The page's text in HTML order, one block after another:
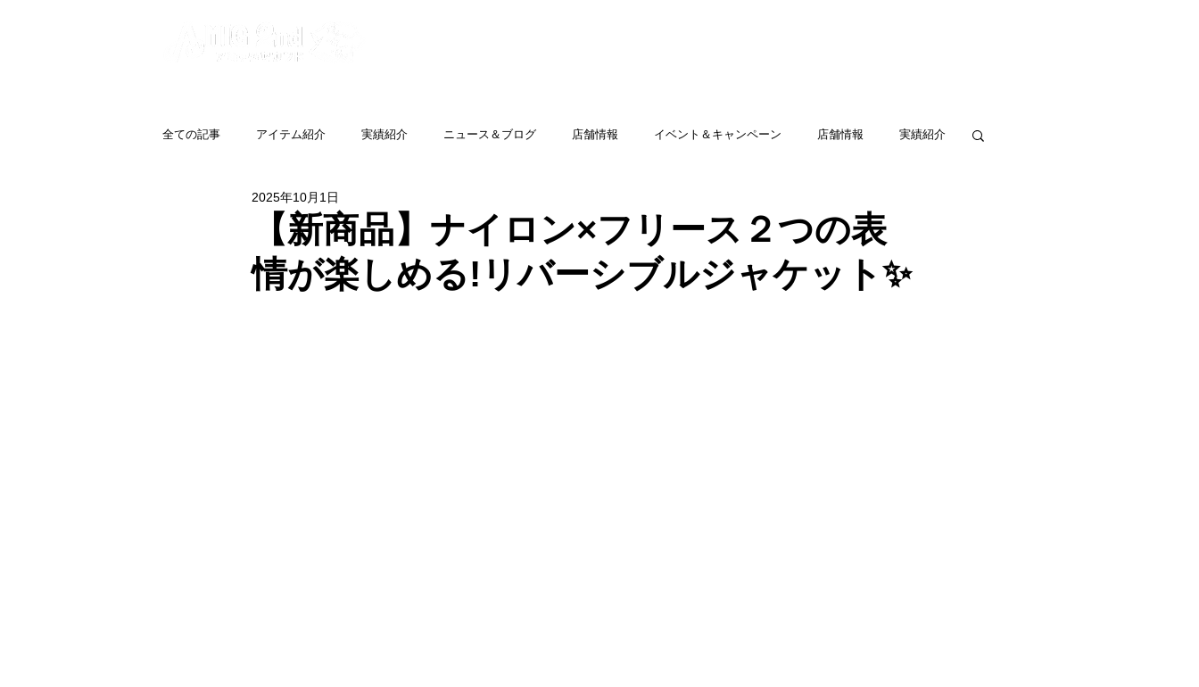
全ての記事 アイテム紹介 実績紹介 ニュース＆ブログ 店舗情報 イベント＆キャンペーン 店舗情報 実績紹介
【新商品】ナイロン×フリース２つの表
情が楽しめる!リバーシブルジャケット✨
2025年10月1日